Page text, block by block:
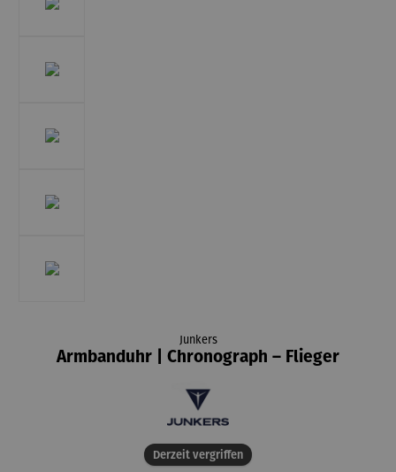
Junkers
Armbanduhr | Chronograph – Flieger
Derzeit vergriffen